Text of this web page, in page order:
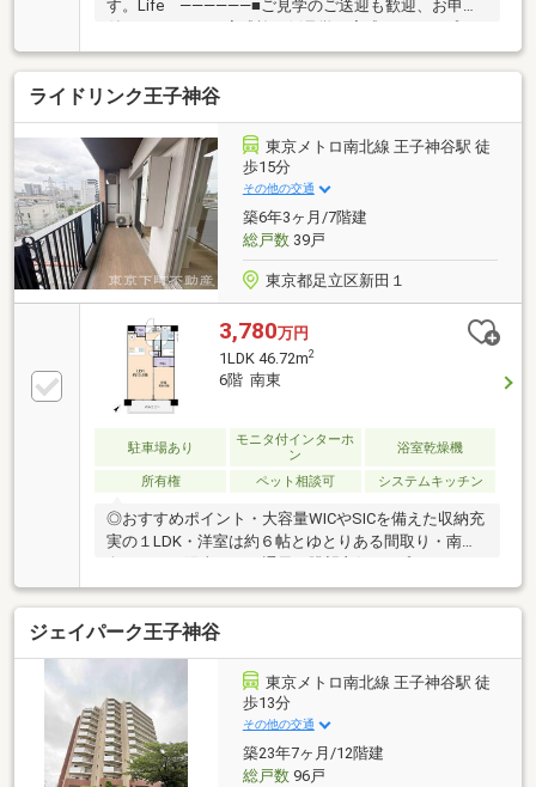
す。Life ――――――■ご見学のご送迎も歓迎、お申し
ゼンテーション受付。■お仕事帰りのご相談等もご対
応できます。（予約制）Support
――――――――――――□じぶん銀行＆住信SBIネット銀行
提携店□365日24時間住まいの駆付けサービス（3年間
無料） □TOHO HOUSE CLUB 無料 ⇒ リンク先へぜひ♪
□新型コロナウイルス対策実施店詳細、内覧、お気軽
にＴＯＨＯ ＨＯＵＳＥ グループ 株式会社東宝ハ
ウス川口 営業３課 「0120－104-853」まで！
ライドリンク王子神谷
東京メトロ南北線 王子神谷駅 徒
歩15分
その他の交通
築6年3ヶ月/7階建
総戸数39戸
東京都足立区新田１
3,780万円
1LDK 46.72m2
6階 南東
駐車場あり
モニタ付インターホ
ン
浴室乾燥機
所有権 ペット相談可 システムキッチン
◎おすすめポイント・大容量WICやSICを備えた収納充
実の１LDK・洋室は約６帖とゆとりある間取り・南東
ー性の高い内廊下設計・３口コンロ付きカウンターキ
ッチン採用！・オートロック・モニター付きインター
ホンで安心のセキュリティ・大切なペットと暮らせま
す♪（細則有）※管理費は令和８年１１月より１２１０
０円/月に改定予定です※火曜・水曜は定休日となりま
す■資料請求・住宅ローンのご相談・内覧希望等はお
気軽にお問い合わせください！■お問い合わせは【フ
リーダイヤル：０１２０ー９９８ー１１８】までお気
軽にどうぞ♪
ジェイパーク王子神谷
東京メトロ南北線 王子神谷駅 徒
歩13分
その他の交通
築23年7ヶ月/12階建
総戸数96戸